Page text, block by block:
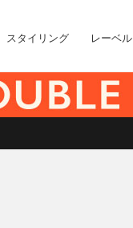
スタイリング レーベル